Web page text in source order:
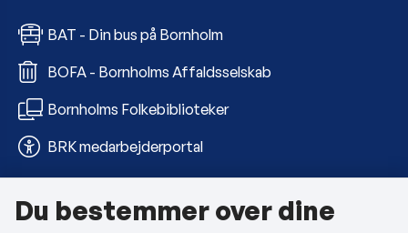
BAT - Din bus på Bornholm
BOFA - Bornholms Affaldsselskab
Bornholms Folkebiblioteker
BRK medarbejderportal
Om kommunen
Du bestemmer over dine